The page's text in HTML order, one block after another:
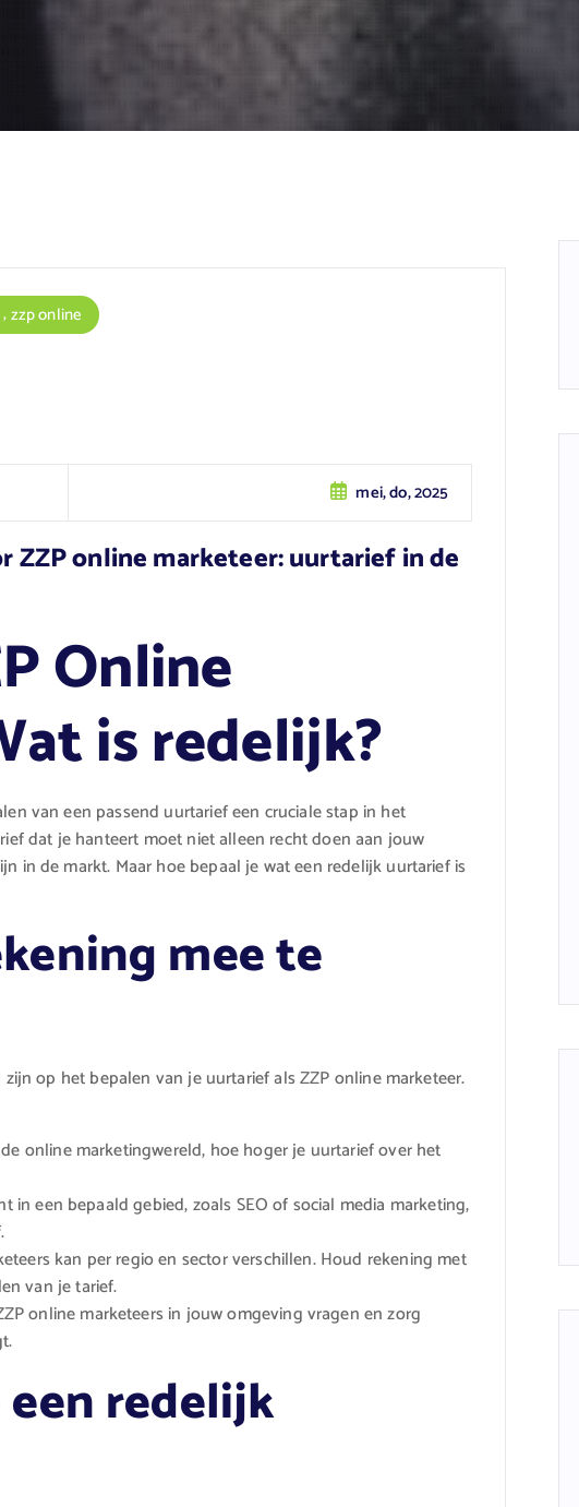
mei, do, 2025
,zzp online
online marketeer: uurtarief in de
Online
is redelijk?
van een passend uurtarief een cruciale stap in het
dat je hanteert moet niet alleen recht doen aan jouw
in de markt. Maar hoe bepaal je wat een redelijk uurtarief is
mee te
op het bepalen van je uurtarief als ZZP online marketeer.
online marketingwereld, hoe hoger je uurtarief over het
in een bepaald gebied, zoals SEO of social media marketing,
kan per regio en sector verschillen. Houd rekening met
van je tarief.
online marketeers in jouw omgeving vragen en zorg
redelijk